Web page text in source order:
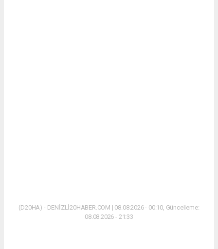
(D20HA) - DENİZLİ20HABER.COM | 08.08.2026 - 00:10, Güncelleme:
08.08.2026 - 21:33